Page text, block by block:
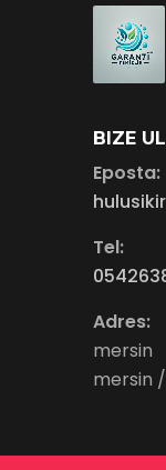
BIZE
Eposta:
Tel:
Adres:
mersin
mersin